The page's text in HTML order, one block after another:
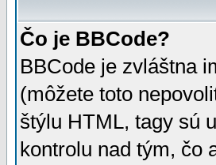
Čo je BBCode?
BBCode je zvláštna
(môžete toto
štýlu HTML, tagy sú
kontrolu nad tým, čo